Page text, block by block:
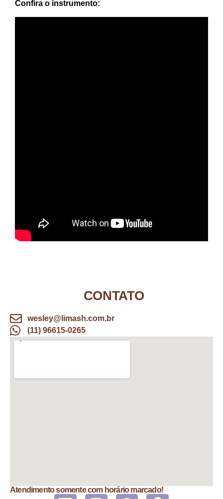
Confira o instrumento:
CONTATO
wesley@limash.com.br
(11) 96615-0265
Atendimento somente com horário marcado!